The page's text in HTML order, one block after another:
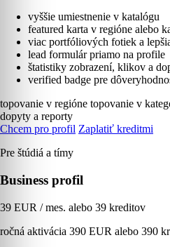
vyššie umiestnenie v katalógu
featured karta v regióne alebo
viac portfóliových fotiek a
lead formulár priamo na profile
štatistiky zobrazení, klikov a
verified badge pre
topovanie v regióne topovanie v
dopyty a reporty
Chcem pro profil Zaplatiť kreditmi
Pre štúdiá a tímy
Business profil
39 EUR / mes. alebo 39 kreditov
ročná aktivácia 390 EUR alebo 390